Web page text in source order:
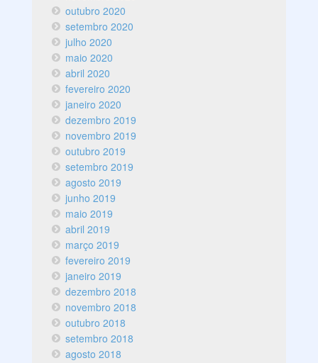
outubro 2020
setembro 2020
julho 2020
maio 2020
abril 2020
fevereiro 2020
janeiro 2020
dezembro 2019
novembro 2019
outubro 2019
setembro 2019
agosto 2019
junho 2019
maio 2019
abril 2019
março 2019
fevereiro 2019
janeiro 2019
dezembro 2018
novembro 2018
outubro 2018
setembro 2018
agosto 2018